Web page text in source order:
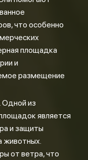
что особенно
площадка
и
размещение
. Одной из
является
и защиты
животных.
от ветра, что